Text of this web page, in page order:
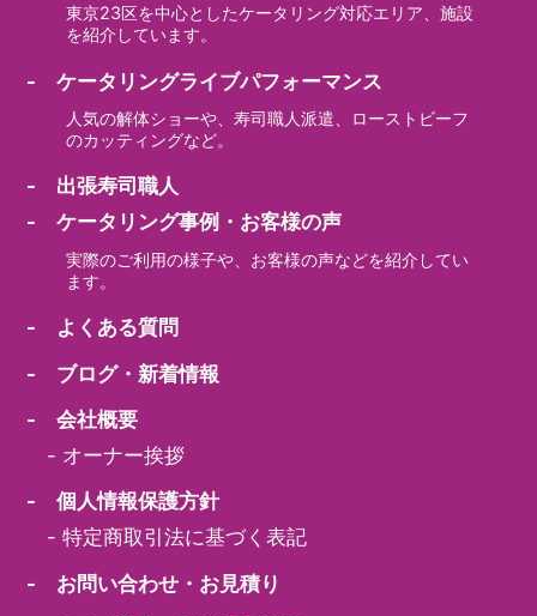
東京23区を中心としたケータリング対応エリア、施設
を紹介しています。
- ケータリングライブパフォーマンス
人気の解体ショーや、寿司職人派遣、ローストビーフ
のカッティングなど。
- 出張寿司職人
- ケータリング事例・お客様の声
実際のご利用の様子や、お客様の声などを紹介してい
ます。
- よくある質問
- ブログ・新着情報
- 会社概要
- オーナー挨拶
- 個人情報保護方針
-特定商取引法に基づく表記
- お問い合わせ・お見積り